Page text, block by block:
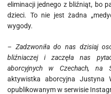
eliminacji jednego z bliźniąt, bo
dzieci. To nie jest żadna
wygody.
– Zadzwoniła do nas dzisiaj
bliźniaczej i zaczęła nas
aborcyjnych w Czechach, na
aktywistka aborcyjna Justyna
opublikowanym w serwisie